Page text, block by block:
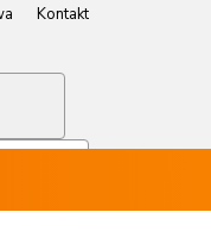
Kontakt